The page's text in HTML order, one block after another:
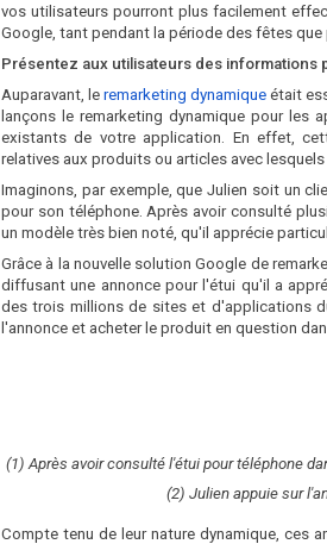
vos utilisateurs pourront plus facilement
Google, tant pendant la période des fêtes que
Présentez aux utilisateurs des informations
Auparavant, le remarketing dynamique était
lançons le remarketing dynamique pour
existants de votre application. En effet,
relatives aux produits ou articles avec
Imaginons, par exemple, que Julien soit un
pour son téléphone. Après avoir consulté
un modèle très bien noté, qu'il apprécie
Grâce à la nouvelle solution Google de
diffusant une annonce pour l'étui qu'il a
des trois millions de sites et d'applications
l'annonce et acheter le produit en question
(1) Après avoir consulté l'étui pour téléphone
(2) Julien appuie sur
Compte tenu de leur nature dynamique, ces